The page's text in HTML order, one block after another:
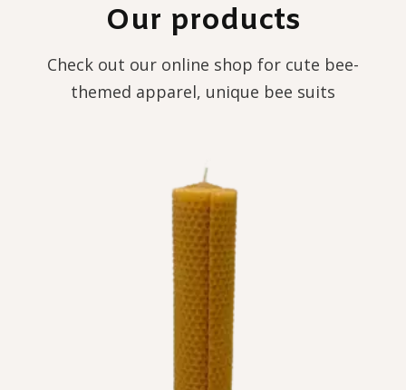
Our products
Check out our online shop for cute bee-
themed apparel, unique bee suits